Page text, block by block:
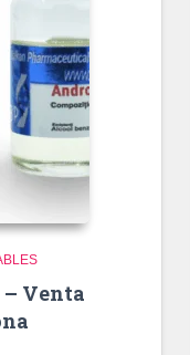
Venta